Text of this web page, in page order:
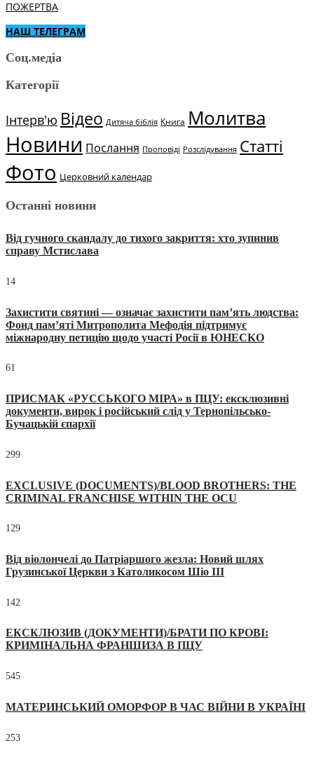
ПОЖЕРТВА
НАШ ТЕЛЕГРАМ
Соц.медіа
Категорії
Інтерв'ю Відео Дитяча біблія Книга Молитва
Новини Послання Проповіді Розслідування Статті
Фото Церковний календар
Останні новини
Від гучного скандалу до тихого закриття: хто зупинив
справу Мстислава
14
Захистити святині — означає захистити пам’ять людства:
Фонд пам’яті Митрополита Мефодія підтримує
міжнародну петицію щодо участі Росії в ЮНЕСКО
61
ПРИСМАК «РУССЬКОГО МІРА» в ПЦУ: ексклюзивні
документи, вирок і російський слід у Тернопільсько-
Бучацькій єпархії
299
EXCLUSIVE (DOCUMENTS)/BLOOD BROTHERS: THE
CRIMINAL FRANCHISE WITHIN THE OCU
129
Від віолончелі до Патріаршого жезла: Новий шлях
Грузинської Церкви з Католикосом Шіо III
142
ЕКСКЛЮЗИВ (ДОКУМЕНТИ)/БРАТИ ПО КРОВІ:
КРИМІНАЛЬНА ФРАНШИЗА В ПЦУ
545
МАТЕРИНСЬКИЙ ОМОРФОР В ЧАС ВІЙНИ В УКРАЇНІ
253